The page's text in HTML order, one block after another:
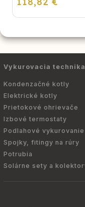
Vykurovacia technika
Kondenzačné kotly
Elektrické kotly
Prietokové ohrievače
Izbové termostaty
Podlahové vykurovanie
Spojky, fitingy na rúry
Potrubia
Solárne sety a